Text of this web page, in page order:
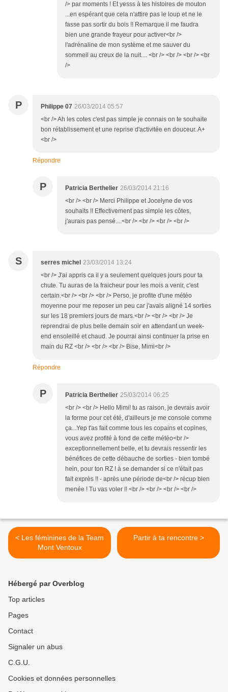
/> par moments ! Et yesss à tes histoires de mouton
...en espérant que cela n'attire pas le loup et ne le
fasse pas sortir du bois !! Remarque il me faudra
bien une grande frayeur pour activer<br />
l'adrénaline de mon système et me sauver du
sommeil au creux de la nuit.... <br /> <br /> <br /> <br
/>
P Philippe 07 26/03/2014 05:57
<br /> Ah les cotes c'est pas simple je connais on te souhaite
bon rétablissement et une reprise d'activitée en douceur. A+
<br />
Répondre
P Patricia Berthelier 26/03/2014 21:16
<br /> <br /> Merci Philippe et Jocelyne de vos
souhaits !! Effectivement pas simple les côtes,
j'aurais pas pensé....<br /> <br /> <br /> <br />
S serres michel 23/03/2014 13:24
<br /> J'ai appris ca il y a seulement quelques jours pour ta
chute. Tu auras de la fraicheur pour les mois a venir, c'est
certain.<br /> <br /> <br /> Perso, je profite d'une météo
moyenne pour me reposer un peu car j'avais aligné 14 sorties
sur les 18 premiers jours de mars.<br /> <br /> <br /> Je
reprendrai de plus belle demain soir en attendant un week-
end ensoleillé et chaud. Je pourrai ainsi continuer la prise en
main du RZ <br /> <br /> <br /> Bise, Mimi<br />
Répondre
P Patricia Berthelier 25/03/2014 06:25
<br /> <br /> Hello Mimi! tu as raison, je devrais avoir
la forme pour cet été, d'ailleurs je me console comme
ça...Yep t'as fait comme tous les copains et copines,
vous avez profité à fond de cette météo<br />
exceptionnellement belle, et tu devrais ressentir les
bénéfices de cette débauche de sorties - bien tombé
hein, pour ton RZ ! à se demander si ce n'était pas
fait exprès !! - après une période de<br /> récup bien
menée ! Tu vas voler !! <br /> <br /> <br /> <br />
< Les féminines de la Team
Mont Ventoux
Partir à ta rencontre >
Hébergé par Overblog
Top articles
Pages
Contact
Signaler un abus
C.G.U.
Cookies et données personnelles